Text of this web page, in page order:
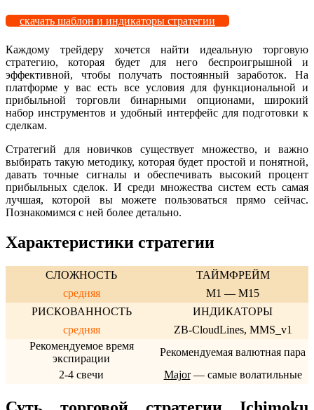
скачать шаблон и индикаторы стратегии
Каждому трейдеру хочется найти идеальную торговую
стратегию, которая будет для него беспроигрышной и
эффективной, чтобы получать постоянный заработок. На
платформе у вас есть все условия для функциональной и
прибыльной торговли бинарными опционами, широкий
набор инструментов и удобный интерфейс для подготовки к
сделкам.
Стратегий для новичков существует множество, и важно
выбирать такую методику, которая будет простой и понятной,
давать точные сигналы и обеспечивать высокий процент
прибыльных сделок. И среди множества систем есть самая
лучшая, которой вы можете пользоваться прямо сейчас.
Познакомимся с ней более детально.
Характеристики стратегии
СЛОЖНОСТЬ
ТАЙМФРЕЙМ
средняя
M1 — M15
РИСКОВАННОСТЬ
ИНДИКАТОРЫ
средняя
ZB-CloudLines, MMS_v1
Рекомендуемое время
экспирации
Рекомендуемая валютная пара
2-4 свечи
Major— самые волатильные